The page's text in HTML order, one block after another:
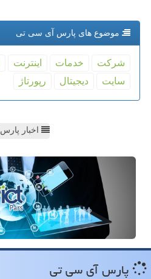
موضوع های پارس آی سی تی
شركت خدمات اینترنت
سایت
دیجیتال رپورتاژ
اخبار پارس ICT
پارس آی سی تی